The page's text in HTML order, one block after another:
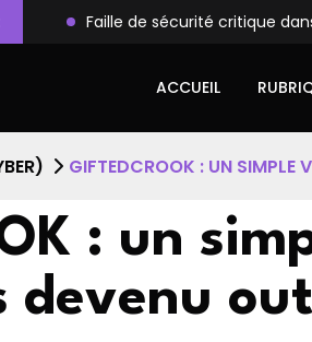
de sécurité critique dans Jira
ACCUEIL
GIFTEDCROOK : UN SIMPLE
: un